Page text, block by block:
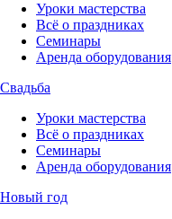
Уроки мастерства
Всё о праздниках
Семинары
Аренда оборудования
Свадьба
Уроки мастерства
Всё о праздниках
Семинары
Аренда оборудования
Новый год